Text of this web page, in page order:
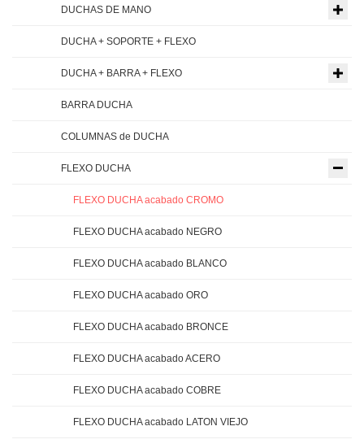
DUCHAS DE MANO
DUCHA + SOPORTE + FLEXO
DUCHA + BARRA + FLEXO
BARRA DUCHA
COLUMNAS de DUCHA
FLEXO DUCHA
FLEXO DUCHA acabado CROMO
FLEXO DUCHA acabado NEGRO
FLEXO DUCHA acabado BLANCO
FLEXO DUCHA acabado ORO
FLEXO DUCHA acabado BRONCE
FLEXO DUCHA acabado ACERO
FLEXO DUCHA acabado COBRE
FLEXO DUCHA acabado LATON VIEJO